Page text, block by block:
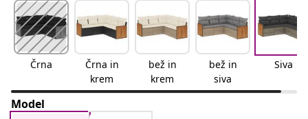
Črna
Črna in
krem
bež in
krem
bež in
siva
Siva
Model